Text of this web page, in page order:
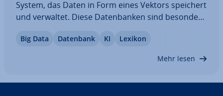
System, das Daten in Form eines Vektors speichert
und verwaltet. Diese Da­ten­ban­ken sind besonders
und künst­li­cher In­tel­li­genz, wo sie komplexe Be­
Big Data Datenbank KI Lexikon
Mehr lesen